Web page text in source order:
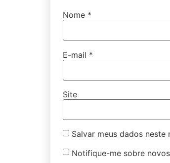
Nome *
E-mail *
Site
Salvar meus dados
Notifique-me sobre